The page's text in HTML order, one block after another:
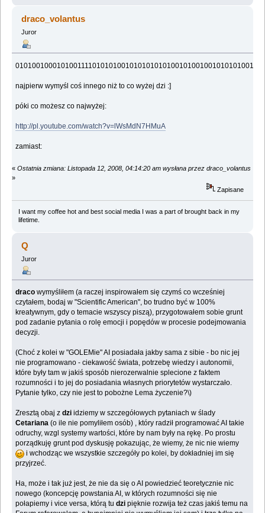
draco_volantus
Juror
najpierw wymyśl coś innego niż to co wyżej dzi :]
póki co możesz co najwyżej:
http://pl.youtube.com/watch?v=lWsMdN7HMuA
zamiast:
« Ostatnia zmiana: Listopada 12, 2008, 04:14:20 am wysłana przez draco_volantus
»
Zapisane
I want my coffee hot and best social media I was a part of brought back in my
lifetime.
Q
Juror
draco wymyśliłem (a raczej inspirowałem się czymś co wcześniej
czytałem, bodaj w "Scientific American", bo trudno być w 100%
kreatywnym, gdy o temacie wszyscy piszą), przygotowałem sobie grunt
pod zadanie pytania o rolę emocji i popędów w procesie podejmowania
decyzji.
(Choć z kolei w "GOLEMie" AI posiadała jakby sama z sibie - bo nic jej
nie programowano - ciekawość świata, potrzebę wiedzy i autonomii,
które były tam w jakiś sposób nierozerwalnie splecione z faktem
rozumności i to jej do posiadania własnych priorytetów wystarczało.
Pytanie tylko, czy nie jest to pobożne Lema życzenie?\)
Zresztą obaj zdzi idziemy w szczegółowych pytaniach w ślady
Cetariana (o ile nie pomyliłem osób) , który radził programować AI takie
odruchy, wzgl systemy wartości, które by nam były na rękę. Po prostu
porządkuję grunt pod dyskusję pokazując, że wiemy, że nic nie wiemy
i wchodząc we wszystkie szczegóły po kolei, by dokładniej im się
przyjrzeć.
Ha, może i tak już jest, że nie da się o AI powiedzieć teoretycznie nic
nowego (koncepcję powstania AI, w których rozumności się nie
połapiemy i vice versa, którą tudzi pięknie rozwija też czas jakiś temu na